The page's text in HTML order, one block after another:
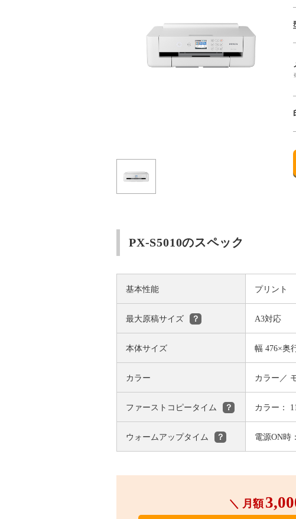
PX-S5010のスペック
基本性能 プリント
最大原稿サイズ ？ A3対応
本体サイズ 幅 476×奥
カラー カラー／
ファーストコピータイム ？ カラー：
ウォームアップタイム ？ 電源ON時
＼ 月額